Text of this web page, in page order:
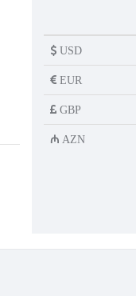
USD
EUR
GBP
AZN